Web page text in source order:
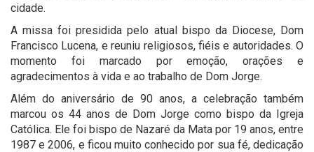
cidade.
A missa foi presidida pelo atual bispo da Diocese, Dom
Francisco Lucena, e reuniu religiosos, fiéis e autoridades. O
momento foi marcado por emoção, orações e
agradecimentos à vida e ao trabalho de Dom Jorge.
Além do aniversário de 90 anos, a celebração também
marcou os 44 anos de Dom Jorge como bispo da Igreja
Católica. Ele foi bispo de Nazaré da Mata por 19 anos, entre
1987 e 2006, e ficou muito conhecido por sua fé, dedicação